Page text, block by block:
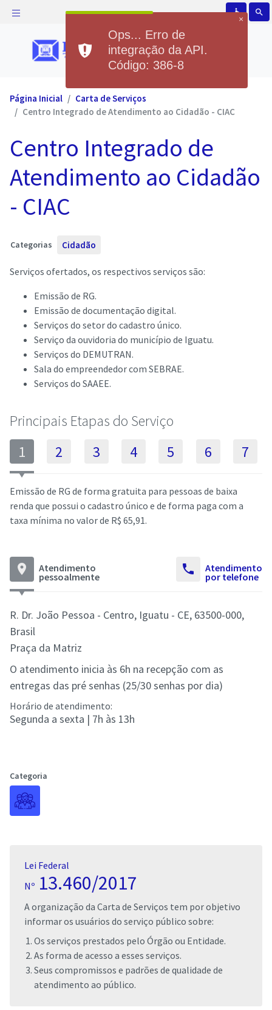
accessible search
Página Inicial
Carta de Serviços
Centro Integrado de Atendimento ao Cidadão - CIAC
Centro Integrado de
Atendimento ao Cidadão
- CIAC
Categorias Cidadão
Serviços ofertados, os respectivos serviços são:
Emissão de RG.
Emissão de documentação digital.
Serviços do setor do cadastro único.
Serviço da ouvidoria do município de Iguatu.
Serviços do DEMUTRAN.
Sala do empreendedor com SEBRAE.
Serviços do SAAEE.
Principais Etapas do Serviço
1
2 3 4 5 6 7
Emissão de RG de forma gratuita para pessoas de baixa
renda que possui o cadastro único e de forma paga com a
taxa mínima no valor de R$ 65,91.
place Atendimento
pessoalmente
call Atendimento
por telefone
R. Dr. João Pessoa - Centro, Iguatu - CE, 63500-000,
Brasil
Praça da Matriz
O atendimento inicia às 6h na recepção com as
entregas das pré senhas (25/30 senhas por dia)
Horário de atendimento:
Segunda a sexta | 7h às 13h
Categoria
Lei Federal
Nº 13.460/2017
A organização da Carta de Serviços tem por objetivo
informar os usuários do serviço público sobre:
Os serviços prestados pelo Órgão ou Entidade.
As forma de acesso a esses serviços.
Seus compromissos e padrões de qualidade de
atendimento ao público.
×
Ops... Erro de
integração da API.
Código: 386-8